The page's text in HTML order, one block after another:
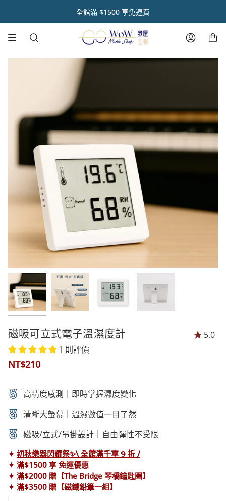
初 秋 樂 器 閃 耀 祭 🌿【 全 館 滿 千 享 𝟵 折 】
全館滿 $1500 享免運費
熱銷商品✨ 魔鏡樂器拋光膏🪞
音樂人送禮首選【禮盒優惠套組 🎁】
註冊官網會員 【領取點數1000點】🌟
搜
帳
磁吸可立式電子溫濕度計
1 則評價
5.0
NT$210
高精度感測｜即時掌握濕度變化
清晰大螢幕｜溫濕數值一目了然
磁吸/立式/吊掛設計｜自由彈性不受限
✦ 初秋樂器閃耀祭✨\ 全館滿千享 𝟵 折 /
✦ 滿$1500 享 免運優惠
✦ 滿$2000 贈【The Bridge 琴橋鑰匙圈】
✦ 滿$3500 贈【磁鐵鉛筆一組】